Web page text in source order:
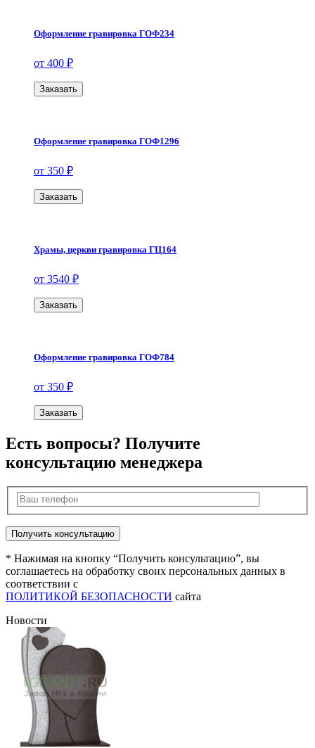
Оформление гравировка ГОФ234
от 400 ₽
Заказать
Оформление гравировка ГОФ1296
от 350 ₽
Заказать
Храмы, церкви гравировка ГЦ164
от 3540 ₽
Заказать
Оформление гравировка ГОФ784
от 350 ₽
Заказать
Есть вопросы? Получите
консультацию менеджера
* Нажимая на кнопку “Получить консультацию”, вы
соглашаетесь на обработку своих персональных данных в
соответствии с
ПОЛИТИКОЙ БЕЗОПАСНОСТИ сайта
Новости